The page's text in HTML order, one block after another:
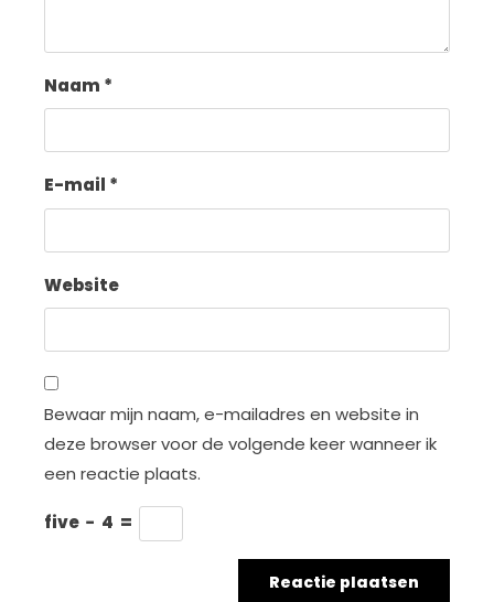
Naam *
E-mail *
Website
Bewaar mijn naam, e-mailadres en website in
deze browser voor de volgende keer wanneer ik
een reactie plaats.
five − 4 =